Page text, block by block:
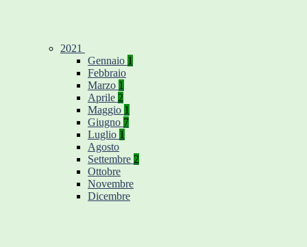
2021
Gennaio 1
Febbraio
Marzo 1
Aprile 2
Maggio 1
Giugno 7
Luglio 1
Agosto
Settembre 2
Ottobre
Novembre
Dicembre